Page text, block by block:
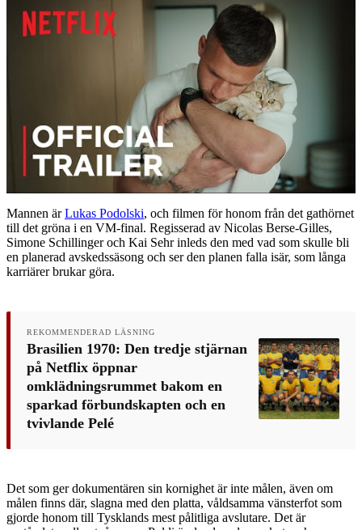
Mannen ärLukas Podolski, och filmen för honom från det gathörnet
till det gröna i en VM-final. Regisserad av Nicolas Berse-Gilles,
Simone Schillinger och Kai Sehr inleds den med vad som skulle bli
en planerad avskedssäsong och ser den planen falla isär, som långa
karriärer brukar göra.
REKOMMENDERAD LÄSNING
Brasilien 1970: Den tredje stjärnan
på Netflix öppnar
omklädningsrummet bakom en
sparkad förbundskapten och en
tvivlande Pelé
Det som ger dokumentären sin kornighet är inte målen, även om
målen finns där, slagna med den platta, våldsamma vänsterfot som
gjorde honom till Tysklands mest pålitliga avslutare. Det är